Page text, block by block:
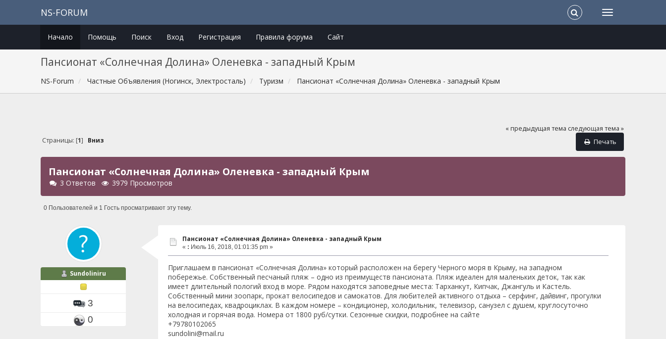
NS-FORUM
Начало Помощь Поиск Вход Регистрация Правила форума Сайт
Пансионат «Солнечная Долина» Оленевка - западный Крым
NS-Forum Частные Объявления (Ногинск, Электросталь) Туризм Пансионат «Солнечная Долина» Оленевка - западный Крым
« предыдущая тема следующая тема »
Печать
Страницы: [1] Вниз
Пансионат «Солнечная Долина» Оленевка - западный Крым
3 Ответов 3979 Просмотров
0 Пользователей и 1 Гость просматривают эту тему.
Sundoliniru
3
0
Пансионат «Солнечная Долина» Оленевка - западный Крым
« : Июль 16, 2018, 01:01:35 pm »
Приглашаем в пансионат «Солнечная Долина» который расположен на берегу Черного моря в Крыму, на западном
побережье. Собственный песчаный пляж – одно из преимуществ пансионата. Пляж идеален для маленьких деток, так как
имеет длительный пологий вход в море. Рядом находятся заповедные места: Тарханкут, Кипчак, Джангуль и Кастель.
Собственный мини зоопарк, прокат велосипедов и самокатов. Для любителей активного отдыха – серфинг, дайвинг, прогулки
на велосипедах, квадроциклах. В каждом номере – кондиционер, холодильник, телевизор, санузел с душем, круглосуточно
холодная и горячая вода. Номера от 1800 руб/сутки. Сезонные скидки, подробнее на сайте
+79780102065
sundolini@mail.ru